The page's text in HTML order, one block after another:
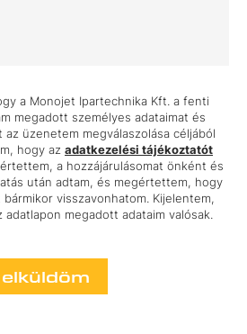
a Monojet Ipartechnika Kft. a fenti
megadott személyes adataimat és
üzenetem megválaszolása céljából
hogy az adatkezelési tájékoztatót
a hozzájárulásomat önként és
után adtam, és megértettem, hogy
bármikor visszavonhatom. Kijelentem,
megadott adataim valósak.
elküldöm